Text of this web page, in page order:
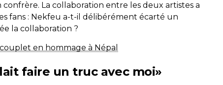
confrère. La collaboration entre les deux artistes a
fans : Nekfeu a-t-il délibérément écarté un
la collaboration ?
en hommage à Népal
faire un truc avec moi»